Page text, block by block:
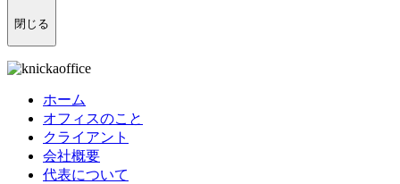
閉じる
ホーム
オフィスのこと
クライアント
会社概要
代表について